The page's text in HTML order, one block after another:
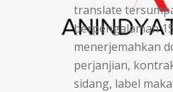
translate
berpengalaman
menerjemahkan
perjanjian,
sidang, label